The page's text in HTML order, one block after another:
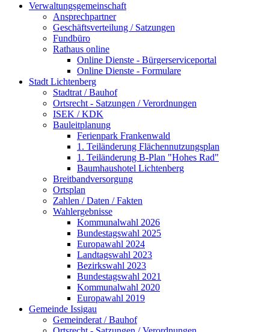
Verwaltungsgemeinschaft
Ansprechpartner
Geschäftsverteilung / Satzungen
Fundbüro
Rathaus online
Online Dienste - Bürgerserviceportal
Online Dienste - Formulare
Stadt Lichtenberg
Stadtrat / Bauhof
Ortsrecht - Satzungen / Verordnungen
ISEK / KDK
Bauleitplanung
Ferienpark Frankenwald
1. Teiländerung Flächennutzungsplan
1. Teiländerung B-Plan "Hohes Rad"
Baumhaushotel Lichtenberg
Breitbandversorgung
Ortsplan
Zahlen / Daten / Fakten
Wahlergebnisse
Kommunalwahl 2026
Bundestagswahl 2025
Europawahl 2024
Landtagswahl 2023
Bezirkswahl 2023
Bundestagswahl 2021
Kommunalwahl 2020
Europawahl 2019
Gemeinde Issigau
Gemeinderat / Bauhof